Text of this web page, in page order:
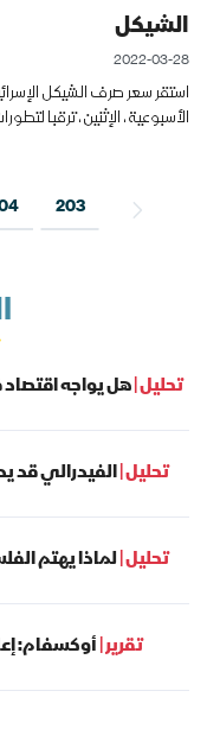
الشيكل
2022-03-28
استقر سعر صرف الشيكل
الأسبوعية، الإثنين، ترقبا
203
تحليل |هل يواجه
تحليل |الفيدرالي قد يدفع
تحليل |لماذا يهتم
تقرير |أوكسفام: إعادة